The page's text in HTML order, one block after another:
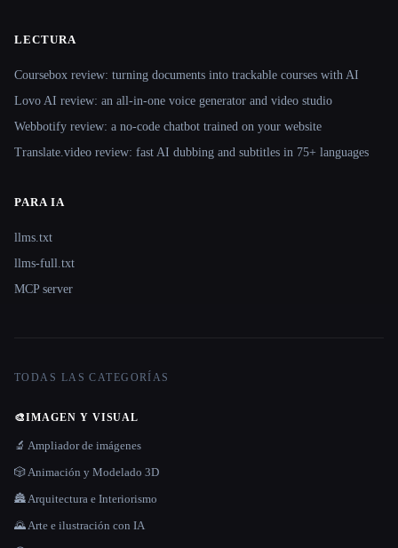
LECTURA
Coursebox review: turning documents into trackable courses with AI
Lovo AI review: an all-in-one voice generator and video studio
Webbotify review: a no-code chatbot trained on your website
Translate.video review: fast AI dubbing and subtitles in 75+ languages
PARA IA
llms.txt
llms-full.txt
MCP server
TODAS LAS CATEGORÍAS
🎨IMAGEN Y VISUAL
🔬 Ampliador de imágenes
🎲 Animación y Modelado 3D
🏯 Arquitectura e Interiorismo
🌄 Arte e ilustración con IA